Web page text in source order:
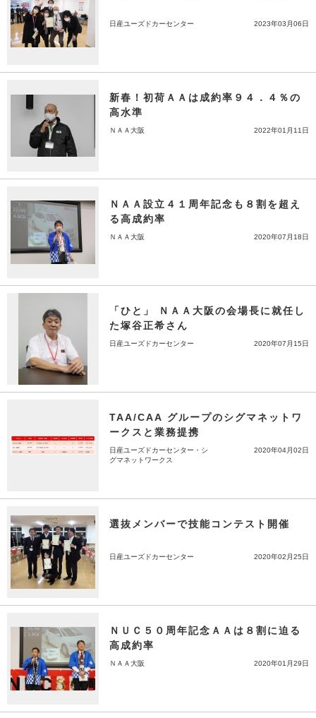
日産ユーズドカーセンター 2023年03月06日
新春！初荷ＡＡは成約率９４．４％の
高水準
ＮＡＡ大阪 2022年01月11日
ＮＡＡ設立４１周年記念も８割を超え
る高成約率
ＮＡＡ大阪 2020年07月18日
「ひと」 ＮＡＡ大阪の会場長に就任し
た塚谷正希さん
日産ユーズドカーセンター 2020年07月15日
TAA/CAA グループのシグマネットワ
ークスと業務提携
日産ユーズドカーセンター・シ
グマネットワークス
2020年04月02日
選抜メンバーで技能コンテスト開催
日産ユーズドカーセンター 2020年02月25日
ＮＵＣ５０周年記念ＡＡは８割に迫る
高成約率
ＮＡＡ大阪 2020年01月29日